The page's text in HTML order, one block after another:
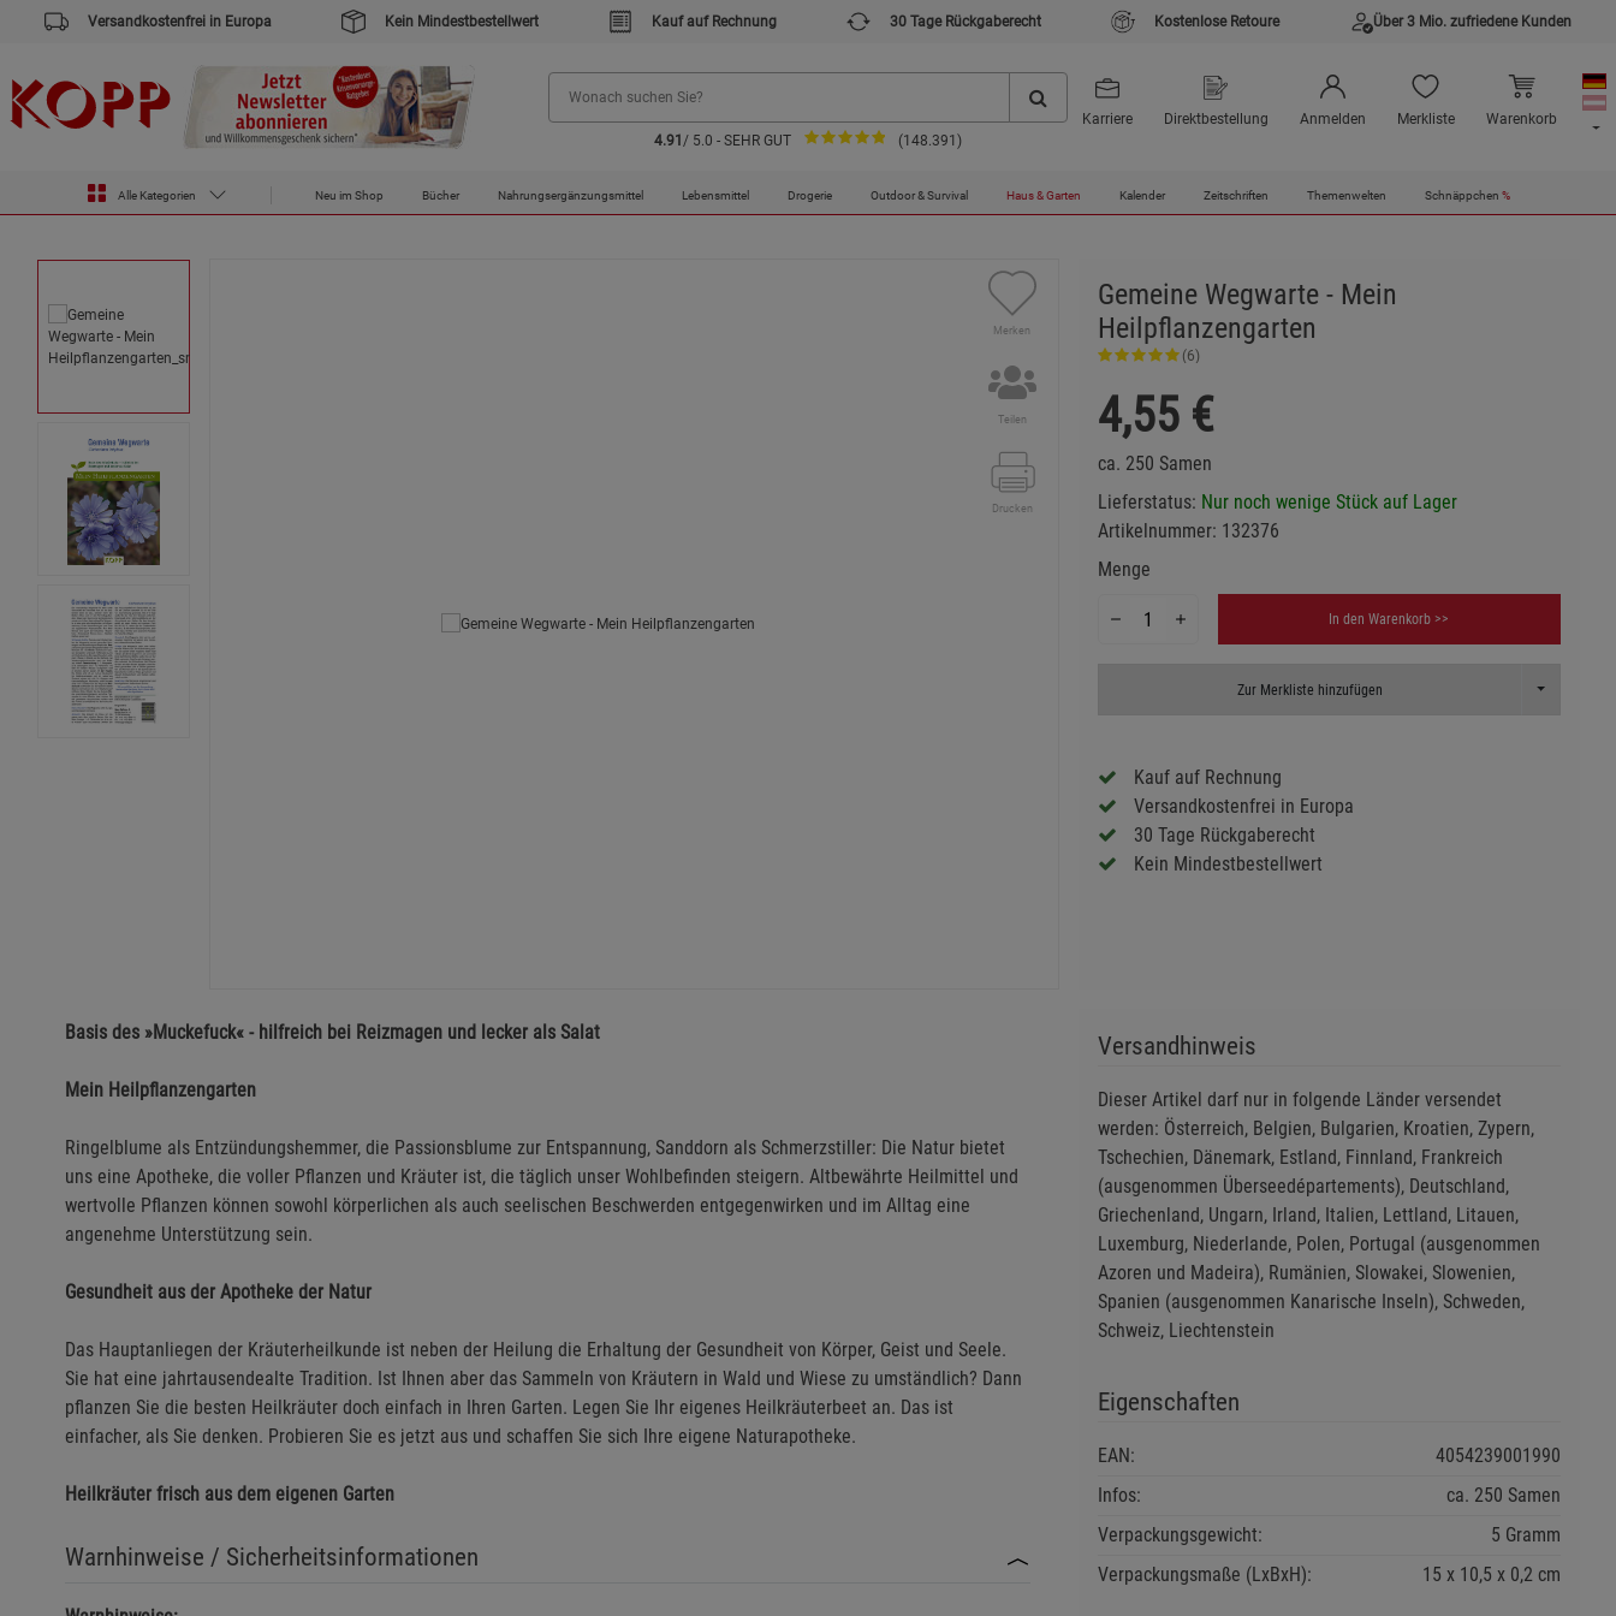
Versandkostenfrei in Europa Kein Mindestbestellwert Kauf auf Rechnung 30 Tage Rückgaberecht Kostenlose Retoure Über 3 Mio. zufriedene Kunden
4.91 / 5.0 - SEHR GUT (148.391)
Karriere Direktbestellung Anmelden Merkliste Warenkorb
Alle Kategorien Neu im Shop Bücher Nahrungsergänzungsmittel Lebensmittel Drogerie Outdoor & Survival Haus & Garten Kalender Zeitschriften Themenwelten Schnäppchen %
Zur Startseite des Kopp Verlag Online-Shop
Haus & Garten Gemeine Wegwarte - Mein Heilpflanzengarten
Merken
Teilen
Drucken
Gemeine Wegwarte - Mein
Heilpflanzengarten
(6)
4,55 €
ca. 250 Samen
Lieferstatus: Nur noch wenige Stück auf Lager
Artikelnummer: 132376
Menge
In den Warenkorb >>
Zur Merkliste hinzufügen Toggle
Kauf auf Rechnung
Versandkostenfrei in Europa
30 Tage Rückgaberecht
Kein Mindestbestellwert
Basis des »Muckefuck« - hilfreich bei Reizmagen und lecker als Salat
Mein Heilpflanzengarten
Ringelblume als Entzündungshemmer, die Passionsblume zur Entspannung, Sanddorn als Schmerzstiller: Die Natur bietet
uns eine Apotheke, die voller Pflanzen und Kräuter ist, die täglich unser Wohlbefinden steigern. Altbewährte Heilmittel und
wertvolle Pflanzen können sowohl körperlichen als auch seelischen Beschwerden entgegenwirken und im Alltag eine
angenehme Unterstützung sein.
Gesundheit aus der Apotheke der Natur
Das Hauptanliegen der Kräuterheilkunde ist neben der Heilung die Erhaltung der Gesundheit von Körper, Geist und Seele.
Sie hat eine jahrtausendealte Tradition. Ist Ihnen aber das Sammeln von Kräutern in Wald und Wiese zu umständlich? Dann
pflanzen Sie die besten Heilkräuter doch einfach in Ihren Garten. Legen Sie Ihr eigenes Heilkräuterbeet an. Das ist
einfacher, als Sie denken. Probieren Sie es jetzt aus und schaffen Sie sich Ihre eigene Naturapotheke.
Heilkräuter frisch aus dem eigenen Garten
Warnhinweise / Sicherheitsinformationen
Versandhinweis
Dieser Artikel darf nur in folgende Länder versendet
werden: Österreich, Belgien, Bulgarien, Kroatien, Zypern,
Tschechien, Dänemark, Estland, Finnland, Frankreich
(ausgenommen Überseedépartements), Deutschland,
Griechenland, Ungarn, Irland, Italien, Lettland, Litauen,
Luxemburg, Niederlande, Polen, Portugal (ausgenommen
Azoren und Madeira), Rumänien, Slowakei, Slowenien,
Spanien (ausgenommen Kanarische Inseln), Schweden,
Schweiz, Liechtenstein
Eigenschaften
EAN:
4054239001990
Infos:
ca. 250 Samen
Verpackungsgewicht:
5 Gramm
Verpackungsmaße (LxBxH):
15 10,5 0,2cm